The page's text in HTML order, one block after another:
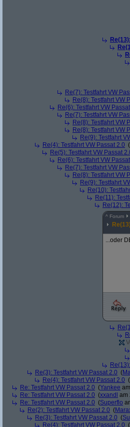
Re(7): Testfahrt VW
Re(8): Testfahrt VW
Re(6): Testfahrt VW
Re(7): Testfahrt VW
Re(8): Testfahrt VW
Re(8): Testfahrt VW
Re(9): Testfahrt
Re(4): Testfahrt VW Passat 2.0 (
Re(5): Testfahrt VW Passat
Re(6): Testfahrt VW
Re(7): Testfahrt VW
Re(8): Testfahrt VW
Re(9): Testfahrt
Re(10):
Re(11):
Re(12):
^ Forum
...oder
Re(3): Testfahrt VW Passat 2.0 (
Re(4): Testfahrt VW Passat 2.0 (
Re: Testfahrt VW Passat 2.0 (Yankee
Re: Testfahrt VW Passat 2.0 (xxandl am
Re: Testfahrt VW Passat 2.0 (Superflo
Re(2): Testfahrt VW Passat 2.0 (
Re(3): Testfahrt VW Passat 2.0 (
Re(4): Testfahrt VW Passat 2.0 (